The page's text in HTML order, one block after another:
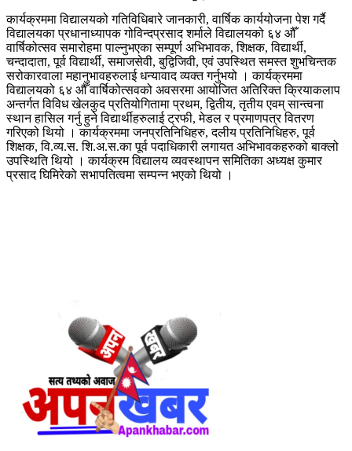
कार्यक्रममा विद्यालयको गतिविधिबारे जानकारी, वार्षिक कार्ययोजना पेश गर्दै
विद्यालयका प्रधानाध्यापक गोविन्दप्रसाद शर्माले विद्यालयको ६४ औँ
वार्षिकोत्सव समारोहमा पाल्नुभएका सम्पूर्ण अभिभावक, शिक्षक, विद्यार्थी,
चन्दादाता, पूर्व विद्यार्थी, समाजसेवी, बुद्विजिवी, एवं उपस्थित समस्त शुभचिन्तक
सरोकारवाला महानुभावहरुलाई धन्यावाद व्यक्त गर्नुभयो । कार्यक्रममा
विद्यालयको ६४ औँ वार्षिकोत्सवको अवसरमा आयोजित अतिरिक्त क्रियाकलाप
अन्तर्गत विविध खेलकुद प्रतियोगितामा प्रथम, द्वितीय, तृतीय एवम् सान्त्वना
स्थान हासिल गर्नु हुने विद्यार्थीहरुलाई ट्रफी, मेडल र प्रमाणपत्र वितरण
गरिएको थियो । कार्यक्रममा जनप्रतिनिधिहरु, दलीय प्रतिनिधिहरु, पूर्व
शिक्षक, वि.व्य.स. शि.अ.स.का पूर्व पदाधिकारी लगायत अभिभावकहरुको बाक्लो
उपस्थिति थियो । कार्यक्रम विद्यालय व्यवस्थापन समितिका अध्यक्ष कुमार
प्रसाद घिमिरेको सभापतित्वमा सम्पन्न भएको थियो ।